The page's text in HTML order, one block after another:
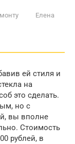
Елена
ей стиля и
на
это сделать.
но с
вы вполне
Стоимость
рублей, в